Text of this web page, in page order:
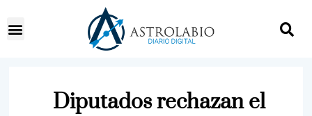
Diputados rechazan el